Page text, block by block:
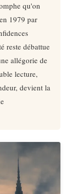
qu'on
1979 par
reste débattue
allégorie de
lecture,
devient la